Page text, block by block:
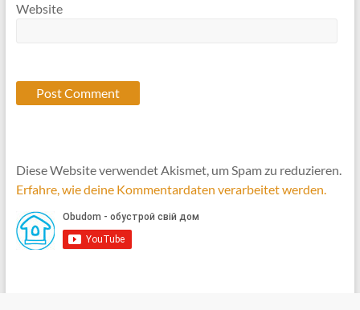
Website
Diese Website verwendet Akismet, um Spam zu reduzieren.
Erfahre, wie deine Kommentardaten verarbeitet werden.